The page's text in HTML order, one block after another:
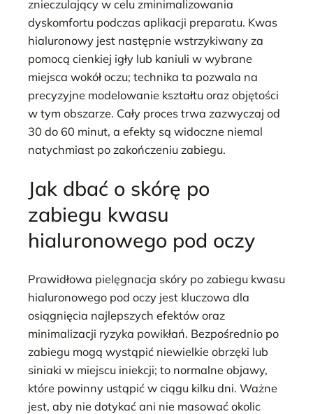
znieczulający w celu zminimalizowania
dyskomfortu podczas aplikacji preparatu. Kwas
hialuronowy jest następnie wstrzykiwany za
pomocą cienkiej igły lub kaniuli w wybrane
miejsca wokół oczu; technika ta pozwala na
precyzyjne modelowanie kształtu oraz objętości
w tym obszarze. Cały proces trwa zazwyczaj od
30 do 60 minut, a efekty są widoczne niemal
natychmiast po zakończeniu zabiegu.
Jak dbać o skórę po
zabiegu kwasu
hialuronowego pod oczy
Prawidłowa pielęgnacja skóry po zabiegu kwasu
hialuronowego pod oczy jest kluczowa dla
osiągnięcia najlepszych efektów oraz
minimalizacji ryzyka powikłań. Bezpośrednio po
zabiegu mogą wystąpić niewielkie obrzęki lub
siniaki w miejscu iniekcji; to normalne objawy,
które powinny ustąpić w ciągu kilku dni. Ważne
jest, aby nie dotykać ani nie masować okolic